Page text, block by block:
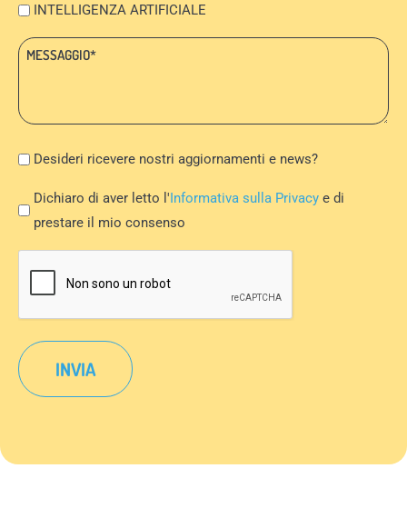
INTELLIGENZA ARTIFICIALE
Messaggio:
Newsletter
Desideri ricevere nostri aggiornamenti e news?
Privacy
Policy
*
Dichiaro di aver letto l'Informativa sulla Privacy e di
prestare il mio consenso